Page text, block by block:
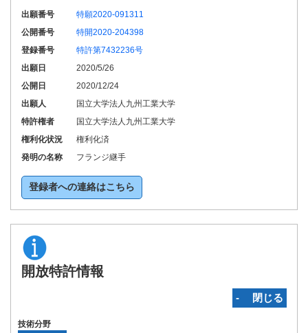
出願番号
特願2020-091311
公開番号
特開2020-204398
登録番号
特許第7432236号
出願日
2020/5/26
公開日
2020/12/24
出願人
国立大学法人九州工業大学
特許権者
国立大学法人九州工業大学
権利化状況
権利化済
発明の名称
フランジ継手
登録者への連絡はこちら
開放特許情報
‐ 閉じる
技術分野